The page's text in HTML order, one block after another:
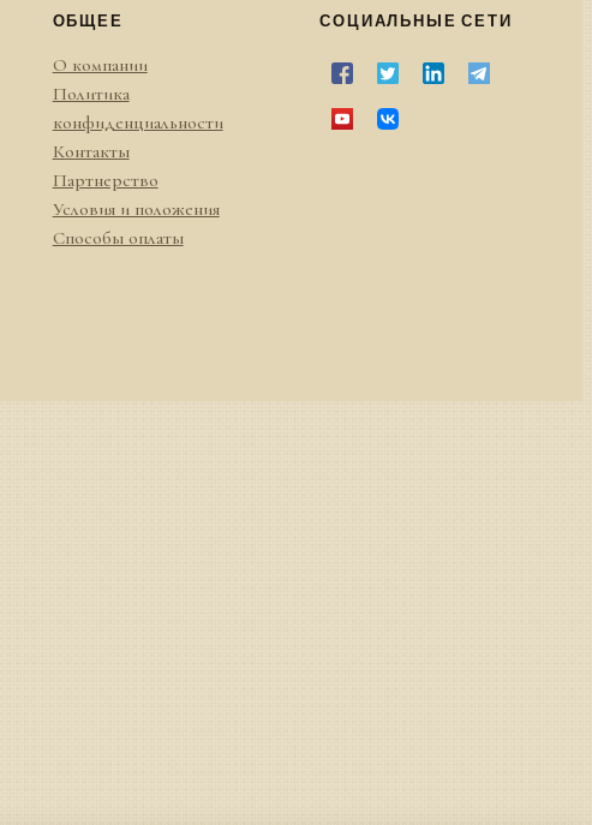
ОБЩЕЕ
О компании
Политика
конфиденциальности
Контакты
Партнерство
Условия и положения
Способы оплаты
СОЦИАЛЬНЫЕ СЕТИ